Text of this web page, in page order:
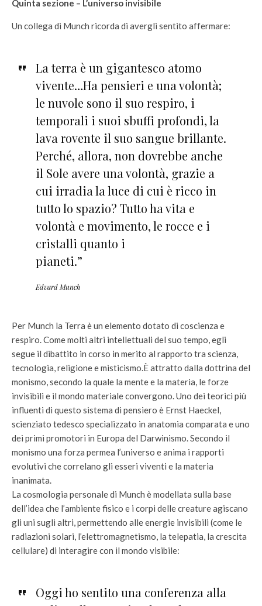
Quinta sezione – L’universo invisibile
Un collega di Munch ricorda di avergli sentito affermare:
La terra è un gigantesco atomo
vivente…Ha pensieri e una volontà;
le nuvole sono il suo respiro, i
temporali i suoi sbuffi profondi, la
lava rovente il suo sangue brillante.
Perché, allora, non dovrebbe anche
il Sole avere una volontà, grazie a
cui irradia la luce di cui è ricco in
tutto lo spazio? Tutto ha vita e
volontà e movimento, le rocce e i
cristalli quanto i
pianeti.”
Edvard Munch
Per Munch la Terra è un elemento dotato di coscienza e
respiro. Come molti altri intellettuali del suo tempo, egli
segue il dibattito in corso in merito al rapporto tra scienza,
tecnologia, religione e misticismo.È attratto dalla dottrina del
monismo, secondo la quale la mente e la materia, le forze
invisibili e il mondo materiale convergono. Uno dei teorici più
influenti di questo sistema di pensiero è Ernst Haeckel,
scienziato tedesco specializzato in anatomia comparata e uno
dei primi promotori in Europa del Darwinismo. Secondo il
monismo una forza permea l’universo e anima i rapporti
evolutivi che correlano gli esseri viventi e la materia
inanimata.
La cosmologia personale di Munch è modellata sulla base
dell’idea che l’ambiente fisico e i corpi delle creature agiscano
gli uni sugli altri, permettendo alle energie invisibili (come le
radiazioni solari, l’elettromagnetismo, la telepatia, la crescita
cellulare) di interagire con il mondo visibile:
Oggi ho sentito una conferenza alla